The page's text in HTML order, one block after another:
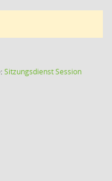
SitzungsdienstSession(Wird in